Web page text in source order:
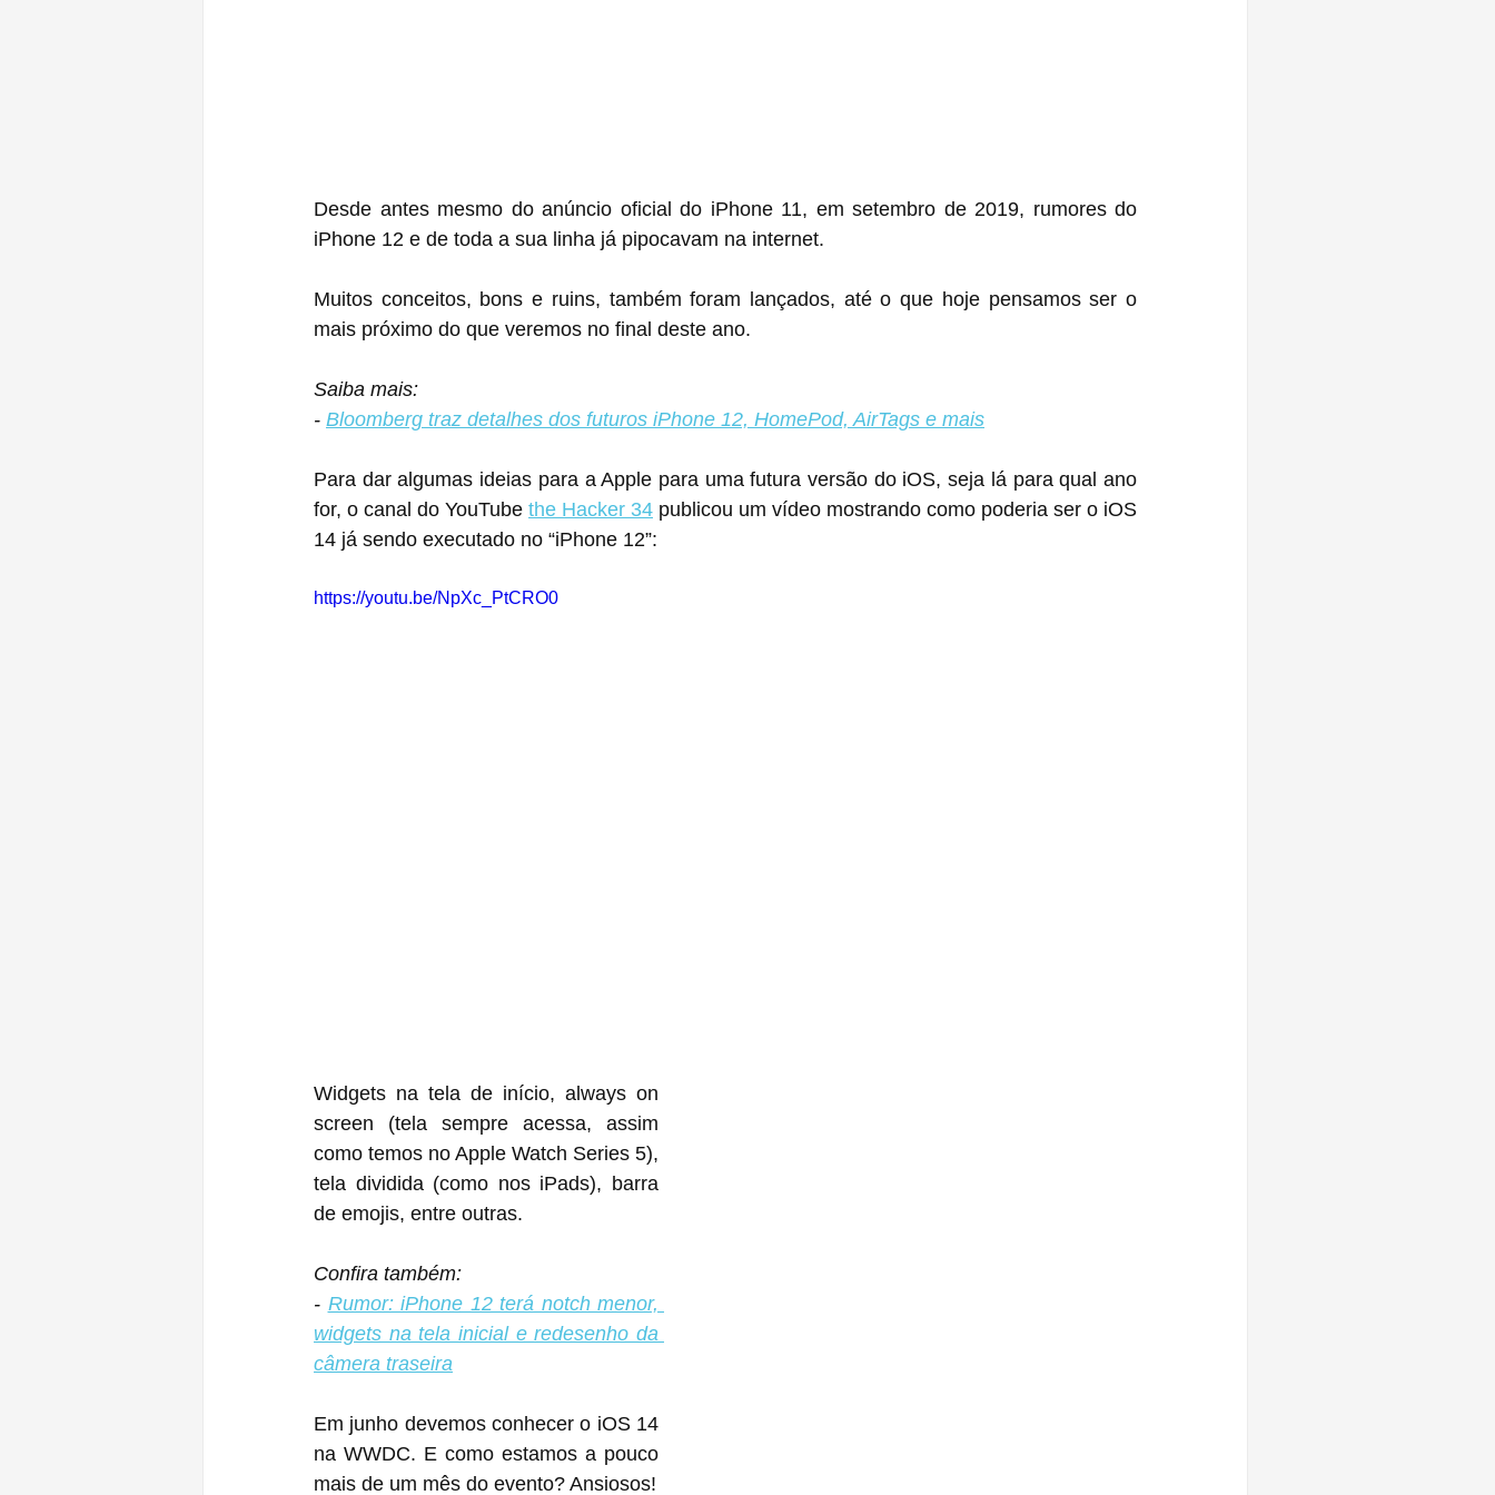
Desde antes mesmo do anúncio oficial do iPhone 11, em setembro de 2019, rumores do
iPhone 12 e de toda a sua linha já pipocavam na internet.
Muitos conceitos, bons e ruins, também foram lançados, até o que hoje pensamos ser o
mais próximo do que veremos no final deste ano.
Saiba mais:
- Bloomberg traz detalhes dos futuros iPhone 12, HomePod, AirTags e mais
Para dar algumas ideias para a Apple para uma futura versão do iOS, seja lá para qual ano
for, o canal do YouTube the Hacker 34 publicou um vídeo mostrando como poderia ser o iOS
14 já sendo executado no “iPhone 12”:
https://youtu.be/NpXc_PtCRO0
Widgets na tela de início, always on
screen (tela sempre acessa, assim
como temos no Apple Watch Series 5),
tela dividida (como nos iPads), barra
de emojis, entre outras.
Confira também:
- Rumor: iPhone 12 terá notch menor,
widgets na tela inicial e redesenho da
câmera traseira
Em junho devemos conhecer o iOS 14
na WWDC. E como estamos a pouco
mais de um mês do evento? Ansiosos!